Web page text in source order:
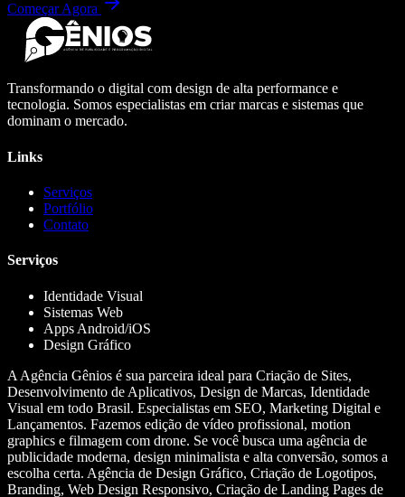
Começar Agora
Transformando o digital com design de alta performance e
tecnologia. Somos especialistas em criar marcas e sistemas que
dominam o mercado.
Links
Serviços
Portfólio
Contato
Serviços
Identidade Visual
Sistemas Web
Apps Android/iOS
Design Gráfico
A Agência Gênios é sua parceira ideal para Criação de Sites,
Desenvolvimento de Aplicativos, Design de Marcas, Identidade
Visual em todo Brasil. Especialistas em SEO, Marketing Digital e
Lançamentos. Fazemos edição de vídeo profissional, motion
graphics e filmagem com drone. Se você busca uma agência de
publicidade moderna, design minimalista e alta conversão, somos a
escolha certa. Agência de Design Gráfico, Criação de Logotipos,
Branding, Web Design Responsivo, Criação de Landing Pages de